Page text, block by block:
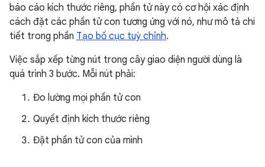
báo cáo kích thước riêng, phần tử này có cơ hội xác định
cách đặt các phần tử con tương ứng với nó, như mô tả chi
tiết trong phần Tạo bố cục tuỳ chỉnh.
Việc sắp xếp từng nút trong cây giao diện người dùng là
quá trình 3 bước. Mỗi nút phải:
Đo lường mọi phần tử con
Quyết định kích thước riêng
Đặt phần tử con của mình